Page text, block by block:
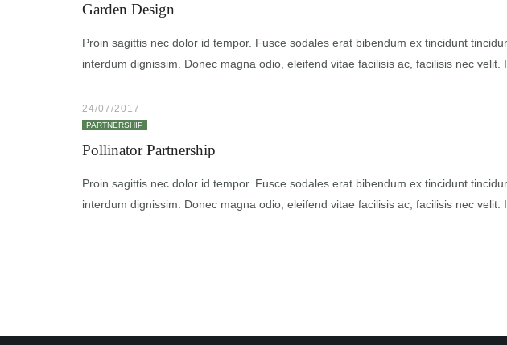
Garden Design
Proin sagittis nec dolor id tempor. Fusce sodales erat bibendum ex tincidunt
interdum dignissim. Donec magna odio, eleifend vitae facilisis ac, facilisis nec velit.
24/07/2017
PARTNERSHIP
Pollinator Partnership
Proin sagittis nec dolor id tempor. Fusce sodales erat bibendum ex tincidunt
interdum dignissim. Donec magna odio, eleifend vitae facilisis ac, facilisis nec velit.